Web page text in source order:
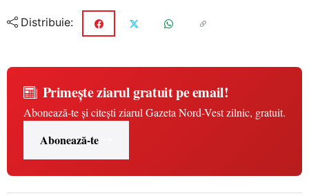
Distribuie:
Primește ziarul gratuit pe email!
Abonează-te și citești ziarul Gazeta Nord-Vest zilnic, gratuit.
Abonează-te